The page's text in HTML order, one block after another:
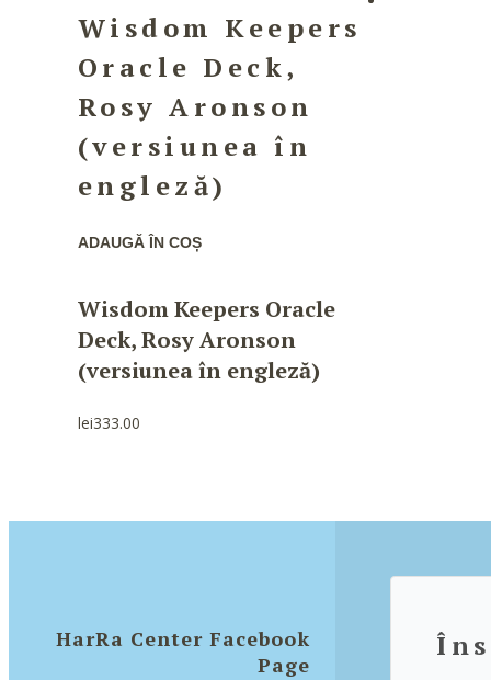
Wisdom Keepers
Oracle Deck,
Rosy Aronson
(versiunea în
engleză)
ADAUGĂ ÎN COȘ
Wisdom Keepers Oracle
Deck, Rosy Aronson
(versiunea în engleză)
lei333.00
HarRa Center Facebook
Page